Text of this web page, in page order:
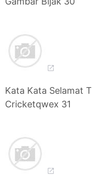
Kata Kata Selamat
Cricketqwex 31